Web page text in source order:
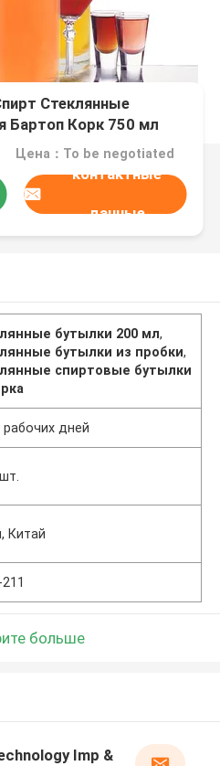
Стеклянные
Бартоп Корк 750 мл
Цена：To be negotiated
контактные
данные
бутылки 200 мл,
бутылки из пробки,
спиртовые бутылки
рабочих дней
Китай
больше
Imp &